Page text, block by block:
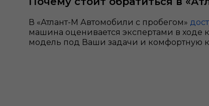
В «Атлант-М Автомобили с пробегом»
машина оценивается экспертами в ходе
модель под Ваши задачи и комфортную